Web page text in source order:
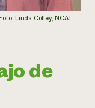
Linda Coffey, NCAT
de